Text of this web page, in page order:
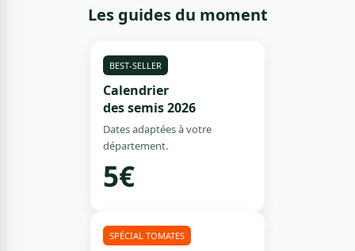
Les guides du moment
BEST-SELLER
Calendrier
des semis 2026
Dates adaptées à votre
département.
5€
SPÉCIAL TOMATES